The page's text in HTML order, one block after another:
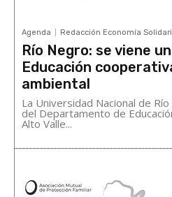
Agenda Redacción Economía
Río Negro: se viene
Educación
ambiental
La Universidad Nacional de
del Departamento de
Alto Valle...